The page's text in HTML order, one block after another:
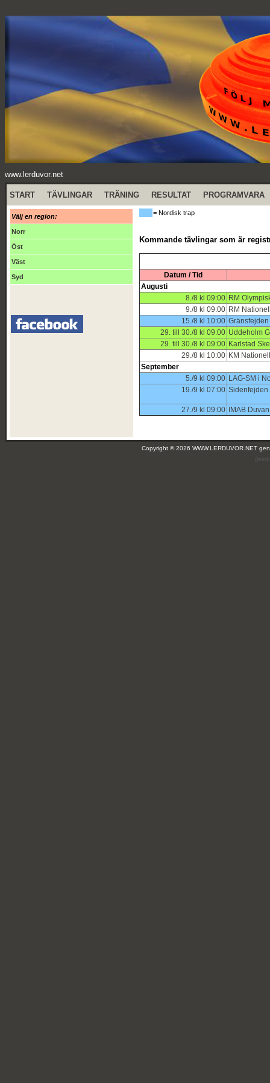
www.lerduvor.net
START TÄVLINGAR TRÄNING RESULTAT PROGRAMVARA
Välj en region:
Norr
Öst
Väst
Syd
= Nordisk trap
Kommande tävlingar som är
Datum / Tid
Augusti
8./8 kl 09:00 RM
9./8 kl 09:00 RM
15./8 kl 10:00
29. till 30./8 kl 09:00 Uddeholm
29. till 30./8 kl 09:00 Karlstad
29./8 kl 10:00 KM
September
5./9 kl 09:00 LAG-SM i
19./9 kl 07:00 Sidenfejden
27./9 kl 09:00 IMAB Duvan
Copyright © 2026 WWW.LERDUVOR.NET